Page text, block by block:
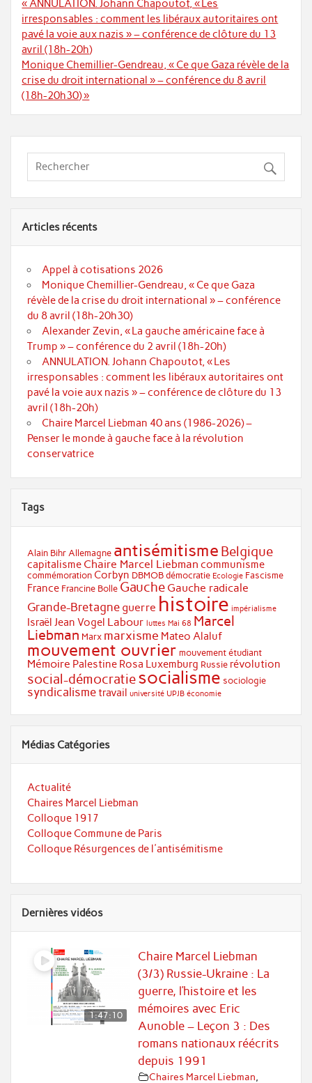
Navigation
de
l’article
« ANNULATION. Johann Chapoutot, « Les
irresponsables : comment les libéraux autoritaires ont
pavé la voie aux nazis » – conférence de clôture du 13
avril (18h-20h)
Monique Chemillier-Gendreau, « Ce que Gaza révèle de la
crise du droit international » – conférence du 8 avril
(18h-20h30) »
Articles récents
Appel à cotisations 2026
Monique Chemillier-Gendreau, « Ce que Gaza
révèle de la crise du droit international » – conférence
du 8 avril (18h-20h30)
Alexander Zevin, « La gauche américaine face à
Trump » – conférence du 2 avril (18h-20h)
ANNULATION. Johann Chapoutot, « Les
irresponsables : comment les libéraux autoritaires ont
pavé la voie aux nazis » – conférence de clôture du 13
avril (18h-20h)
Chaire Marcel Liebman 40 ans (1986-2026) –
Penser le monde à gauche face à la révolution
conservatrice
Tags
Alain Bihr Allemagne antisémitisme Belgique
capitalisme Chaire Marcel Liebman communisme
commémoration Corbyn DBMOB démocratie Ecologie Fascisme
France Francine Bolle Gauche Gauche radicale
Grande-Bretagne guerre histoire impérialisme
Israël Jean Vogel Labour luttes Mai 68 Marcel
Liebman Marx marxisme Mateo Alaluf
mouvement ouvrier mouvement étudiant
Mémoire Palestine Rosa Luxemburg Russie révolution
social-démocratiesocialisme sociologie
syndicalismetravail université UPJB économie
Médias Catégories
Actualité
Chaires Marcel Liebman
Colloque 1917
Colloque Commune de Paris
Colloque Résurgences de l'antisémitisme
Dernières vidéos
1:47:10
Chaire Marcel Liebman
(3/3) Russie-Ukraine : La
guerre, l’histoire et les
mémoires avec Eric
Aunoble – Leçon 3 : Des
romans nationaux réécrits
depuis 1991
Chaires Marcel Liebman